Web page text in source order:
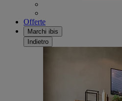
Offerte
Marchi ibis
Indietro